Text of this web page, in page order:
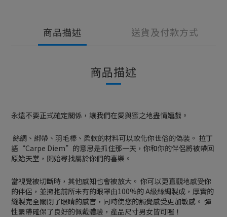
商品描述 送貨及付款方式
商品描述
永遠不要正式確定關係，讓我們在愛與蜜之地盡情嬉戲。
絲綢、綁帶、羽毛棒、柔軟的材料可以軟化你世俗的偽裝。 拉丁
語“Carpe Diem”的意思是抓住那一天，你和你的伴侶將被帶回
原始天堂，開始尋找屬於你們的喜樂。
當視覺被切斷時，其他感知也會被放大。 你可以更直觀地感受你
的伴侶，並擁抱前所未有的眼罩由100%的 A級絲綢製成，厚實的
縫製完全關閉了眼睛的感官，同時使您的觸覺感受更加敏感。 彈
性繫帶確保了良好的佩戴體驗，產品尺寸男女皆可喔！